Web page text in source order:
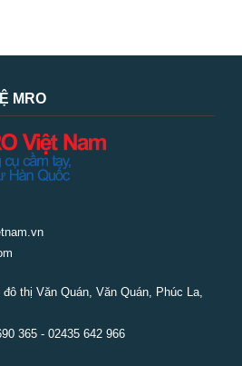
MRO
thị Văn Quán, Văn Quán, Phúc La,
365 - 02435 642 966